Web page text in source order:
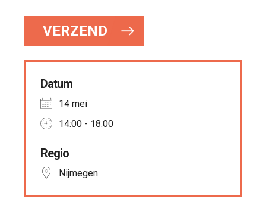
s
n
VERZEND
Datum
14 mei
14:00 - 18:00
Regio
Nijmegen